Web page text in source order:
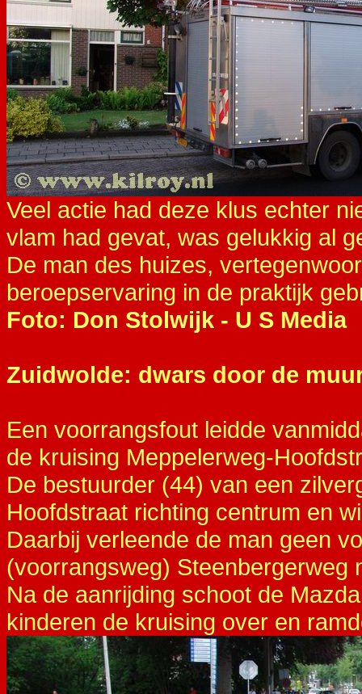
Veel actie had deze klus echter
vlam had gevat, was gelukkig al
De man des huizes,
beroepservaring in de praktijk
Foto: Don Stolwijk - U S Media
Zuidwolde: dwars door de
Een voorrangsfout leidde
de kruising Meppelerweg-
De bestuurder (44) van een
Hoofdstraat richting centrum en
Daarbij verleende de man geen
(voorrangsweg) Steenbergerweg
Na de aanrijding schoot de
kinderen de kruising over en